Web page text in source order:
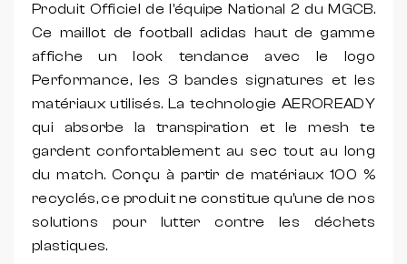
Produit Officiel de l'équipe National 2 du MGCB.
Ce maillot de football adidas haut de gamme
affiche un look tendance avec le logo
Performance, les 3 bandes signatures et les
matériaux utilisés. La technologie AEROREADY
qui absorbe la transpiration et le mesh te
gardent confortablement au sec tout au long
du match. Conçu à partir de matériaux 100 %
recyclés, ce produit ne constitue qu'une de nos
solutions pour lutter contre les déchets
plastiques.